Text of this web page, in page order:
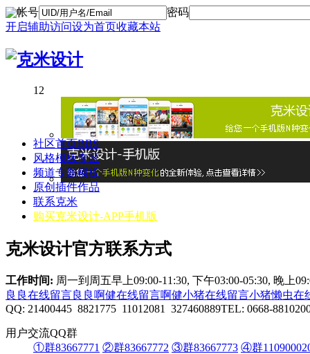
帐号
密码
开启辅助访问设为首页收藏本站
1 2
社区首页BBS
风格模板专区
频道专题模板
原创插件作品
联系克米
购买克米设计-APP手机版
克米设计官方联系方式
工作时间: 周一到周五早上09:00-11:30, 下午03:00-05:30, 晚上
良良在线留言良良 啊健在线留言啊健小猪在线留言小猪懒虫在
QQ: 21400445 8821775 11012081 327460889TEL: 0668-
用户交流QQ群
①群83667771 ②群83667772 ③群83667773 ④群